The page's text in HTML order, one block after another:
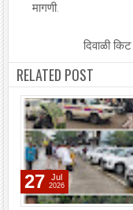
मागणी.
दिवाळी
RELATED POST
27 Jul
2026